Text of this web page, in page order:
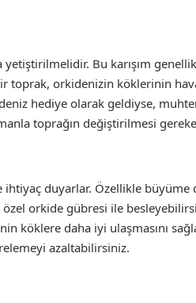
yetiştirilmelidir. Bu karışım
toprak, orkidenizin köklerinin
hediye olarak geldiyse,
toprağın değiştirilmesi
duyarlar. Özellikle
orkide gübresi ile
köklere daha iyi ulaşmasını
azaltabilirsiniz.